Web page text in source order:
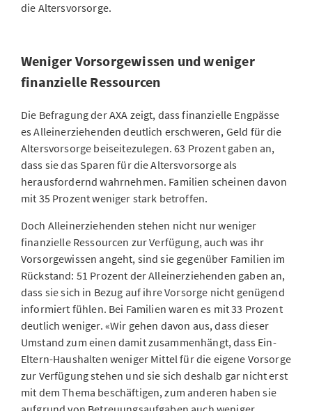
die Altersvorsorge.
Weniger Vorsorgewissen und weniger
finanzielle Ressourcen
Die Befragung der AXA zeigt, dass finanzielle Engpässe
esAlleinerziehenden deutlich erschweren, Geld für die
Altersvorsorge beiseitezulegen. 63 Prozent gaben an,
dass sie das Sparen für die Altersvorsorge als
herausfordernd wahrnehmen. Familien scheinen davon
mit 35 Prozent weniger stark betroffen.
Doch Alleinerziehenden stehen nicht nur weniger
finanzielle Ressourcen zur Verfügung, auch was ihr
Vorsorgewissen angeht, sind sie gegenüber Familien im
Rückstand: 51 Prozent der Alleinerziehenden gaben an,
dass sie sich in Bezug auf ihre Vorsorge nicht genügend
informiert fühlen. Bei Familien waren es mit 33 Prozent
deutlich weniger. «Wir gehen davon aus, dass dieser
Umstand zum einen damit zusammenhängt, dass Ein-
Eltern-Haushalten weniger Mittel für die eigene Vorsorge
zur Verfügung stehen und sie sich deshalb gar nicht erst
mit dem Thema beschäftigen, zum anderen haben sie